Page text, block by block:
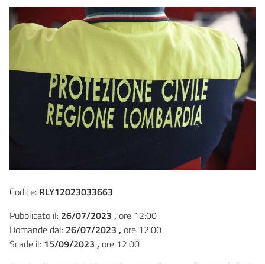
Codice: RLY12023033663
Pubblicato il: 26/07/2023 , ore 12:00
Domande dal: 26/07/2023 , ore 12:00
Scade il: 15/09/2023 , ore 12:00